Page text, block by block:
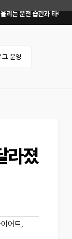
타이어 공기압 꿀팁｜주
그 운영
라졌
어트,